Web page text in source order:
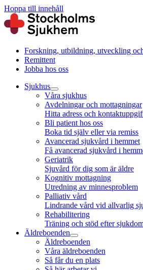
Hoppa till innehåll
Forskning, utbildning, utveckling
Remittent
Jobba hos oss
Sjukhus
Våra sjukhus
Avdelningar och mottagningar
Hitta adress och
Bli patient hos oss
Boka tid själv eller via remiss
Avancerad sjukvård i hemmet
Få avancerad sjukvård i
Geriatrik
Sjuvård för dig som är äldre
Kognitiv mottagning
Utredning av minnesproblem
Palliativ vård
Lindrande vård vid allvarlig
Rehabilitering
Träning och stöd efter
Äldreboenden
Äldreboenden
Våra äldreboenden
Så får du en plats